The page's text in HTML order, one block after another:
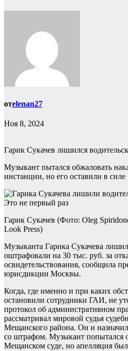
отelenan27
Ноя 8, 2024
Гарик Сукачев лишился
Музыкант пытался обжаловать
инстанции, но его оставили в силе
Гарик Сукачев (Фото: Oleg
Look Press)
Музыканта Гарика Сукачева
оштрафовали на 30 тыс. руб. за
освидетельствования, сообщила
юрисдикции Москвы.
Когда, где именно и при каких
остановили сотрудники ГАИ, не
протокол об административном
рассматривал мировой судья
Мещанского района. Он и
со штрафом. Музыкант попытался
Мещанском суде, но апелляция